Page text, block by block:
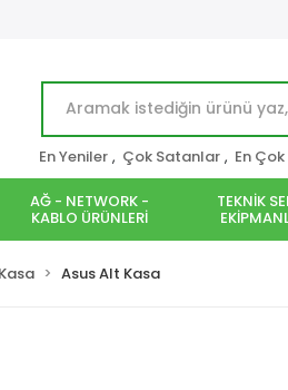
En Yeniler , Çok Satanlar , En
AĞ - NETWORK -
KABLO ÜRÜNLERİ
TEKNİK
Asus Alt Kasa